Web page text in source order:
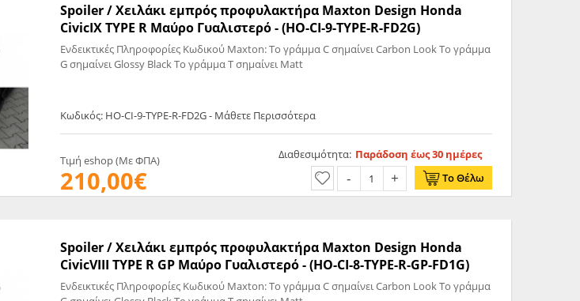
Spoiler / Χειλάκι εμπρός προφυλακτήρα Maxton Design Honda
CivicIX TYPE R Μαύρο Γυαλιστερό - (HO-CI-9-TYPE-R-FD2G)
Ενδεικτικές Πληροφορίες Κωδικού Maxton: Το γράμμα C σημαίνει Carbon Look Το γράμμα
G σημαίνει Glossy Black Το γράμμα T σημαίνει Matt
Κωδικός: HO-CI-9-TYPE-R-FD2G - Μάθετε Περισσότερα
Τιμή eshop (Με ΦΠΑ)
210,00€
Διαθεσιμότητα: Παράδοση έως 30 ημέρες
Το Θέλω
Spoiler / Χειλάκι εμπρός προφυλακτήρα Maxton Design Honda
CivicVIII TYPE R GP Μαύρο Γυαλιστερό - (HO-CI-8-TYPE-R-GP-FD1G)
Ενδεικτικές Πληροφορίες Κωδικού Maxton: Το γράμμα C σημαίνει Carbon Look Το γράμμα